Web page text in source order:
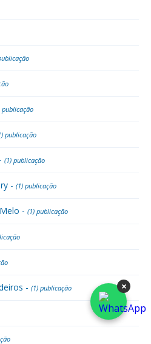
publicação
publicação
(1) publicação
- (1) publicação
- (1) publicação
- (1) publicação ×